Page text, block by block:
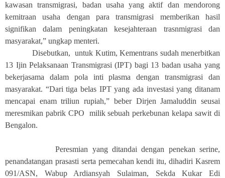
kawasan transmigrasi, badan usaha yang aktif dan mendorong
kemitraan usaha dengan para transmigrasi memberikan hasil
signifikan dalam peningkatan kesejahteraan trasnmigrasi dan
masyarakat,” ungkap menteri.
Disebutkan, untuk Kutim, Kementrans sudah menerbitkan
13 Ijin Pelaksanaan Transmigrasi (IPT) bagi 13 badan usaha yang
bekerjasama dalam pola inti plasma dengan transmigrasi dan
masyarakat. “Dari tiga belas IPT yang ada investasi yang ditanam
mencapai enam triliun rupiah,” beber Dirjen Jamaluddin seusai
meresmikan pabrik CPO milik sebuah perkebunan kelapa sawit di
Bengalon.
Peresmian yang ditandai dengan penekan serine,
penandatangan prasasti serta pemecahan kendi itu, dihadiri Kasrem
091/ASN, Wabup Ardiansyah Sulaiman, Sekda Kukar Edi